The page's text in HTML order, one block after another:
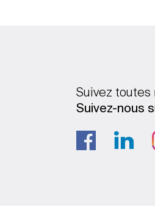
Suivez
Suivez-nous